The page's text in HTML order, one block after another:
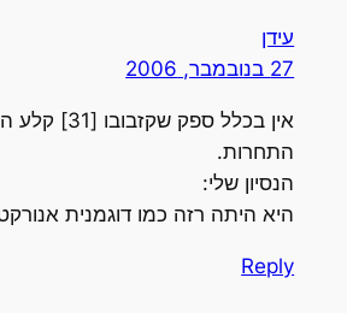
עידן
27 בנובמבר, 2006
אין בכלל ספק
התחרות.
הנסיון שלי:
היא היתה רזה כמו דוגמנית
Reply